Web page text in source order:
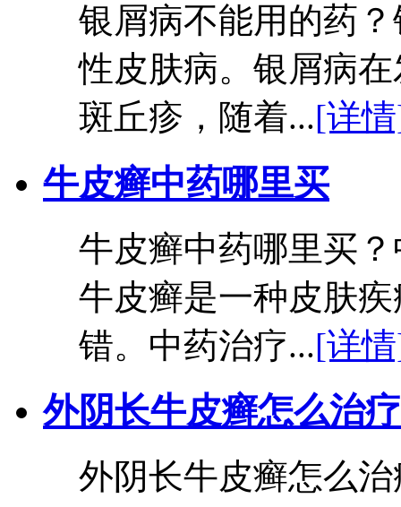
银屑病不能用的药
性皮肤病。银屑病
斑丘疹，随着...[详
牛皮癣中药哪里买
牛皮癣中药哪里买
牛皮癣是一种皮肤
错。中药治疗...[详
外阴长牛皮癣怎么治疗
外阴长牛皮癣怎么